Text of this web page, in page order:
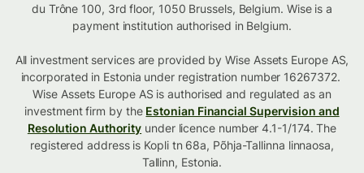
du Trône 100, 3rd floor, 1050 Brussels, Belgium. Wise is a
payment institution authorised in Belgium.
All investment services are provided by Wise Assets Europe AS,
incorporated in Estonia under registration number 16267372.
Wise Assets Europe AS is authorised and regulated as an
investment firm by the Estonian Financial Supervision and
Resolution Authority under licence number 4.1-1/174. The
registered address is Kopli tn 68a, Põhja-Tallinna linnaosa,
Tallinn, Estonia.